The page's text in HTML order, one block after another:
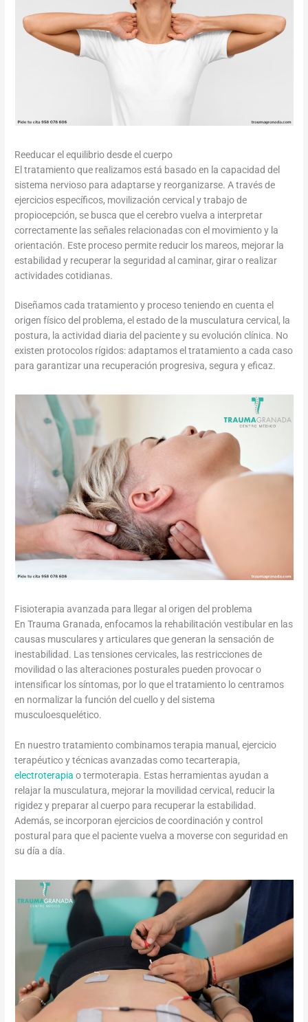
Reeducar el equilibrio desde el cuerpo
El tratamiento que realizamos está basado en la capacidad del
sistema nervioso para adaptarse y reorganizarse. A través de
ejercicios específicos, movilización cervical y trabajo de
propiocepción, se busca que el cerebro vuelva a interpretar
correctamente las señales relacionadas con el movimiento y la
orientación. Este proceso permite reducir los mareos, mejorar la
estabilidad y recuperar la seguridad al caminar, girar o realizar
actividades cotidianas.
Diseñamos cada tratamiento y proceso teniendo en cuenta el
origen físico del problema, el estado de la musculatura cervical, la
postura, la actividad diaria del paciente y su evolución clínica. No
existen protocolos rígidos: adaptamos el tratamiento a cada caso
para garantizar una recuperación progresiva, segura y eficaz.
Fisioterapia avanzada para llegar al origen del problema
En Trauma Granada, enfocamos la rehabilitación vestibular en las
causas musculares y articulares que generan la sensación de
inestabilidad. Las tensiones cervicales, las restricciones de
movilidad o las alteraciones posturales pueden provocar o
intensificar los síntomas, por lo que el tratamiento lo centramos
en normalizar la función del cuello y del sistema
musculoesquelético.
En nuestro tratamiento combinamos terapia manual, ejercicio
terapéutico y técnicas avanzadas como tecarterapia,
electroterapia o termoterapia. Estas herramientas ayudan a
relajar la musculatura, mejorar la movilidad cervical, reducir la
rigidez y preparar al cuerpo para recuperar la estabilidad.
Además, se incorporan ejercicios de coordinación y control
postural para que el paciente vuelva a moverse con seguridad en
su día a día.